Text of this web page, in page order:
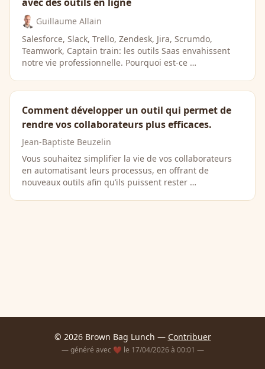
Guillaume Allain
Salesforce, Slack, Trello, Zendesk, Jira, Scrumdo,
Teamwork, Captain train: les outils Saas envahissent
notre vie professionnelle. Pourquoi est-ce …
Comment développer un outil qui permet de
rendre vos collaborateurs plus efficaces.
Jean-Baptiste Beuzelin
Vous souhaitez simplifier la vie de vos collaborateurs
en automatisant leurs processus, en offrant de
nouveaux outils afin qu’ils puissent rester …
© 2026 Brown Bag Lunch — Contribuer
— généré avec ❤️ le 17/04/2026 à 00:01 —